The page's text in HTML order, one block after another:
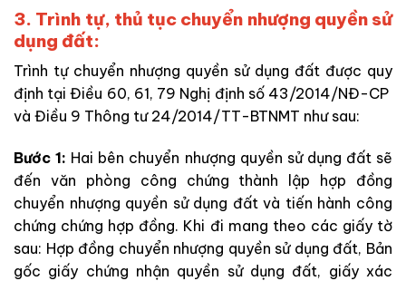
3. Trình tự, thủ tục chuyển nhượng quyền sử
dụng đất:
Trình tự chuyển nhượng quyền sử dụng đất được quy
định tại Điều 60, 61, 79 Nghị định số 43/2014/NĐ-CP
và Điều 9 Thông tư 24/2014/TT-BTNMT như sau:
Bước 1: Hai bên chuyển nhượng quyền sử dụng đất sẽ
đến văn phòng công chứng thành lập hợp đồng
chuyển nhượng quyền sử dụng đất và tiến hành công
chứng chứng hợp đồng. Khi đi mang theo các giấy tờ
sau: Hợp đồng chuyển nhượng quyền sử dụng đất, Bản
gốc giấy chứng nhận quyền sử dụng đất, giấy xác